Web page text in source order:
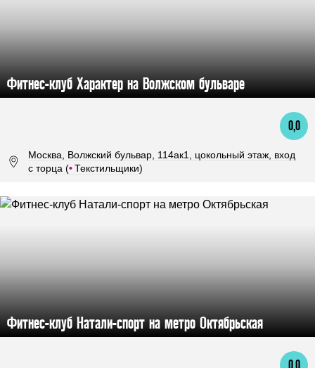
Фитнес-клуб Характер на Волжском бульваре
0,0
Москва, Волжский бульвар, 114ак1, цокольный этаж, вход
с торца (•Текстильщики)
Фитнес-клуб Натали-спорт на метро Октябрьская
0,0